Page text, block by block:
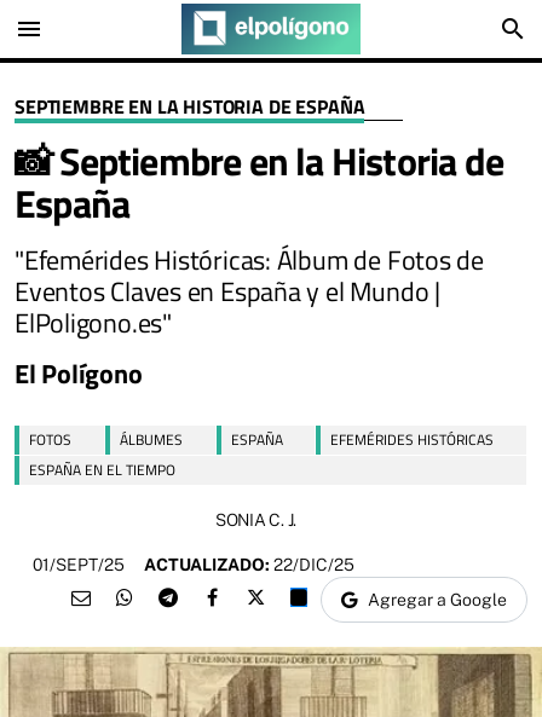
menu search
SEPTIEMBRE EN LA HISTORIA DE ESPAÑA
📸 Septiembre en la Historia de
España
"Efemérides Históricas: Álbum de Fotos de
Eventos Claves en España y el Mundo |
ElPoligono.es"
El Polígono
FOTOS ÁLBUMES ESPAÑA
EFEMÉRIDES HISTÓRICAS
ESPAÑA EN EL TIEMPO
SONIA C. J.
01/SEPT/25 ACTUALIZADO: 22/DIC/25
Agregar a Google